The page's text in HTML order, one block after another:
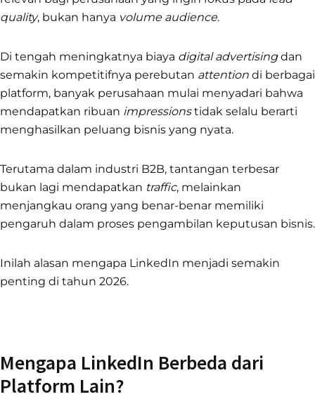
quality, bukan hanya volume audience.
Di tengah meningkatnya biaya digital advertisingdan
semakin kompetitifnya perebutan attention di berbagai
platform, banyak perusahaan mulai menyadari bahwa
mendapatkan ribuan impressionstidak selalu berarti
menghasilkan peluang bisnis yang nyata.
Terutama dalam industri B2B, tantangan terbesar
bukan lagi mendapatkan traffic, melainkan
menjangkau orang yang benar-benar memiliki
pengaruh dalam proses pengambilan keputusan bisnis.
Inilah alasan mengapa LinkedIn menjadi semakin
penting di tahun 2026.
Mengapa LinkedIn Berbeda dari
Platform Lain?